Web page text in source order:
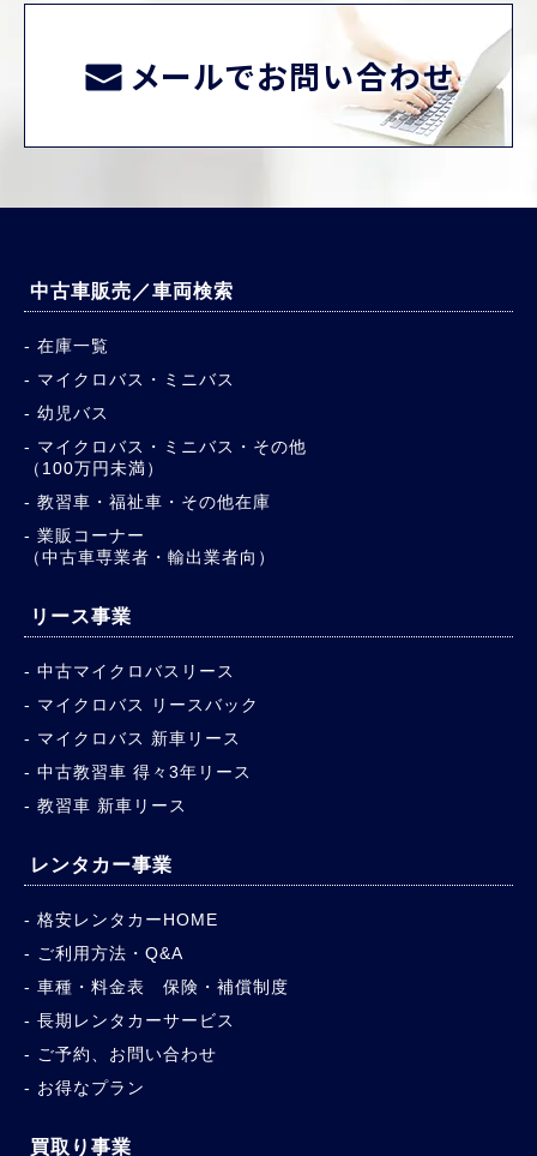
メールでお問い合わせ
中古車販売／車両検索
在庫一覧
マイクロバス・ミニバス
幼児バス
マイクロバス・ミニバス・その他
（100万円未満）
教習車・福祉車・その他在庫
業販コーナー
（中古車専業者・輸出業者向）
リース事業
中古マイクロバスリース
マイクロバス リースバック
マイクロバス 新車リース
中古教習車 得々3年リース
教習車 新車リース
レンタカー事業
格安レンタカーHOME
ご利用方法・Q&A
車種・料金表 保険・補償制度
長期レンタカーサービス
ご予約、お問い合わせ
お得なプラン
買取り事業